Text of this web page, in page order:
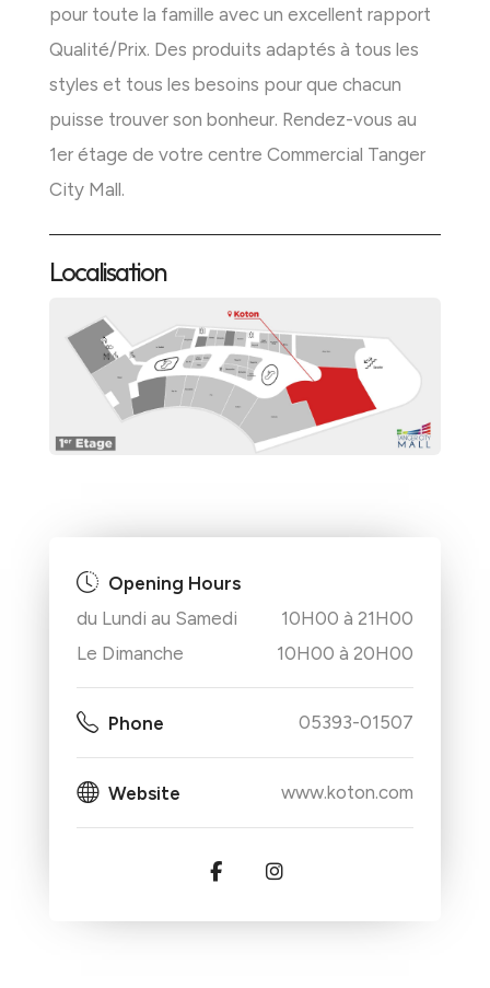
pour toute la famille avec un excellent rapport
Qualité/Prix. Des produits adaptés à tous les
styles et tous les besoins pour que chacun
puisse trouver son bonheur. Rendez-vous au
1er étage de votre centre Commercial Tanger
City Mall.
Localisation
Opening Hours
du Lundi au Samedi
10H00 à 21H00
Le Dimanche
10H00 à 20H00
Phone 05393-01507
Website www.koton.com